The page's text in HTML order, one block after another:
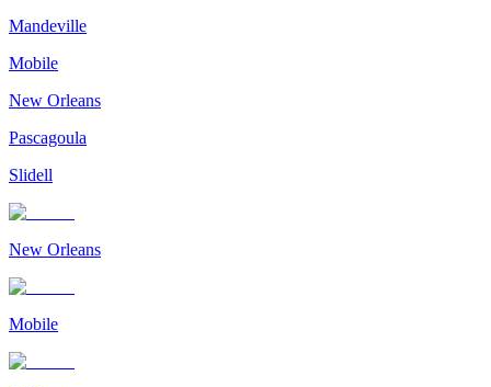
Mandeville
Mobile
New Orleans
Pascagoula
Slidell
New Orleans
Mobile